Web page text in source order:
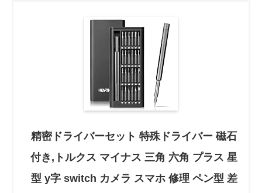
精密ドライバーセット 特殊ドライバー 磁石
付き,トルクス マイナス 三角 六角 プラス 星
型 y字 switch カメラ スマホ 修理 ペン型 差